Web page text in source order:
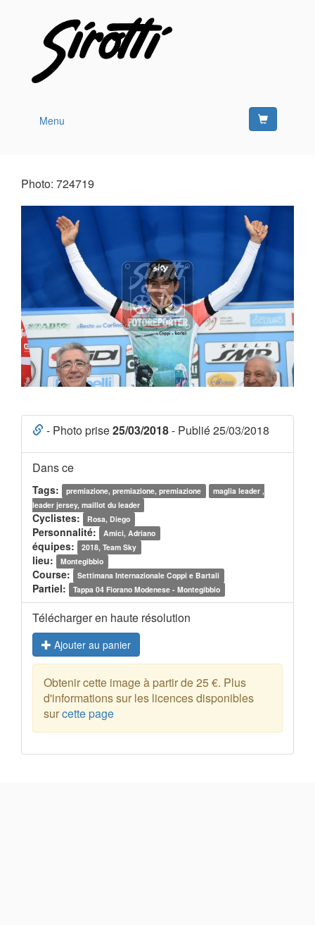
Menu
Photo: 724719
- Photo prise25/03/2018- Publié 25/03/2018
Dans ce
Tags: premiazione, premiazione, premiazione
maglia leader ,
leader jersey, maillot du leader
Cyclistes: Rosa, Diego
Personnalité: Amici, Adriano
équipes: 2018, Team Sky
lieu: Montegibbio
Course: Settimana Internazionale Coppi e Bartali
Partiel: Tappa 04 Fiorano Modenese - Montegibbio
Télécharger en haute résolution
Ajouter au panier
Obtenir cette image à partir de 25 €. Plus
d'informations sur les licences disponibles
surcette page